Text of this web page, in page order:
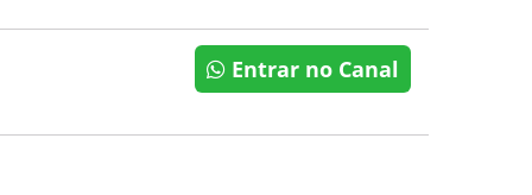
Entrar no Canal